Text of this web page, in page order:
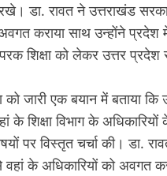
डा. रावत ने उत्तराखंड
कराया साथ उन्होंने प्रदेश
शिक्षा को लेकर उत्तर प्रदेश
को जारी एक बयान में
के शिक्षा विभाग के
पर विस्तृत चर्चा की। डा.
के अधिकारियों को अवगत